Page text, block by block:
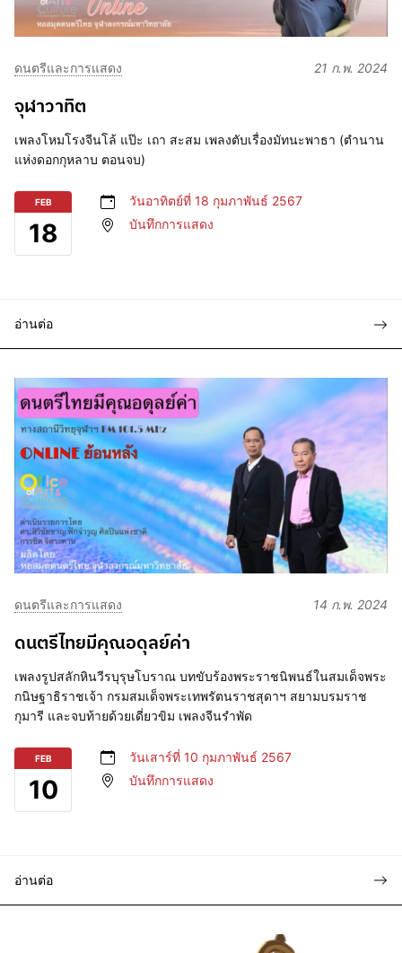
ดนตรีและการแสดง 21 ก.พ. 2024
จุฬาวาทิต
เพลงโหมโรงจีนโล้ แป๊ะ เถา สะสม เพลงตับเรื่องมัทนะพาธา (ตำนาน
แห่งดอกกุหลาบ ตอนจบ)
FEB
18
วันอาทิตย์ที่ 18 กุมภาพันธ์ 2567
บันทึกการแสดง
อ่านต่อ
ดนตรีและการแสดง 14 ก.พ. 2024
ดนตรีไทยมีคุณอดุลย์ค่า
เพลงรูปสลักหินวีรบุรุษโบราณ บทขับร้องพระราชนิพนธ์ในสมเด็จพระ
กนิษฐาธิราชเจ้า กรมสมเด็จพระเทพรัตนราชสุดาฯ สยามบรมราช
กุมารี และจบท้ายด้วยเดี่ยวขิม เพลงจีนรำพัด
FEB
10
วันเสาร์ที่ 10 กุมภาพันธ์ 2567
บันทึกการแสดง
อ่านต่อ